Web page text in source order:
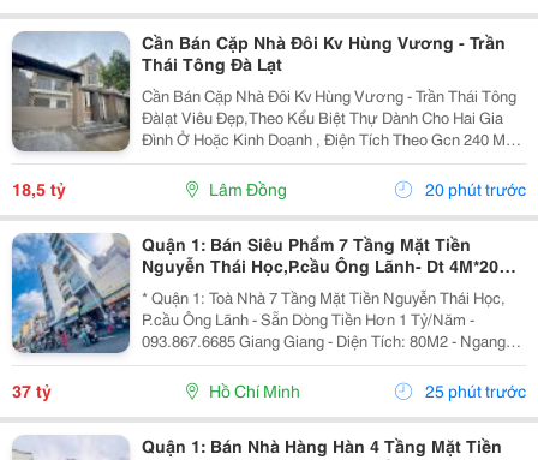
Cần Bán Cặp Nhà Đôi Kv Hùng Vương - Trần
Thái Tông Đà Lạt
Cần Bán Cặp Nhà Đôi Kv Hùng Vương - Trần Thái Tông
Đàlạt Viêu Đẹp,Theo Kểu Biệt Thự Dành Cho Hai Gia
Đình Ở Hoặc Kinh Doanh , Điện Tích Theo Gcn 240 M2
Xd Hiện Trạng 270 M2 Nhà 8P Ngủ Hai Căn Đều Có Bếp
Pk Riêng Gara Và Sân Đậu 4Xe Ôtô Giá 18T500...
18,5 tỷ Lâm Đồng 20 phút trước
Quận 1: Bán Siêu Phẩm 7 Tầng Mặt Tiền
Nguyễn Thái Học,P.cầu Ông Lãnh- Dt 4M*20M
Sh Vuông Đẹp- Dòng Tiền Đều Hơn 1 Tỷ/Năm-
Chính
* Quận 1: Toà Nhà 7 Tầng Mặt Tiền Nguyễn Thái Học,
P.cầu Ông Lãnh - Sẵn Dòng Tiền Hơn 1 Tỷ/Năm -
093.867.6685 Giang Giang - Diện Tích: 80M2 - Ngang
4M * 20M. - Kết Cấu: 7 Tầng - Thang Máy - 12 Phòng Mỗi
Tầng 2 Phòng Lớn. - Dòng Tiền Khai Thác Full...
37 tỷ Hồ Chí Minh 25 phút trước
Quận 1: Bán Nhà Hàng Hàn 4 Tầng Mặt Tiền